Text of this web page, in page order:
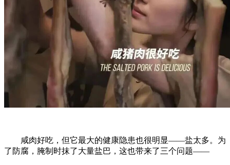
咸肉好吃，但它最大的健康隐患也很明显——盐太多。为
了防腐，腌制时抹了大量盐巴，这也带来了三个问题——